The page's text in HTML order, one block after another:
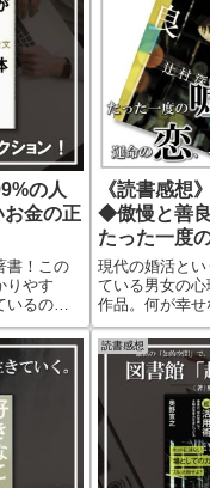
の人
お金の正
したフ
！
書！この
りやす
いるの
。今回は
ついて著
められ
の考え
質をサ
は分か
いま
の感想
《読書感想》
◆傲慢と善
たった一度
恋、そう信
現代の婚活と
ている男女の
作品。何が幸
なるために時
そして善良で
きには傲慢に
るのか。幸せ
が選んだ道とは
読書感想